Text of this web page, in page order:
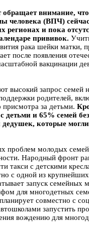
внимание,
человека (ВПЧ)
регионах и пока
прививок.
рака шейки матки,
после появления
вакцинации
высокий запрос семей
родителей,
присмотра за детьми.
детьми и 65% семей
которые
проблем молодых семей
Народный фронт
такси с детскими
с одной из
запуск семейных
для многодетных
совместно с
запустить
вождению для